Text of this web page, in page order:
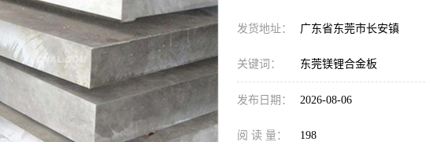
发货地址： 广东省东莞市长安镇
关键词： 东莞镁锂合金板
发布日期： 2026-08-06
阅 读 量： 198